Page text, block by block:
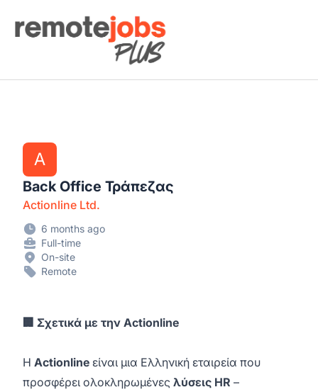
Remote Jobs Plus
A
Back Office Τράπεζας
Actionline Ltd.
6 months ago
Full-time
On-site
Remote
🏢 Σχετικά με την Actionline
Η Actionline είναι μια Ελληνική εταιρεία που
προσφέρει ολοκληρωμένες λύσεις HR –